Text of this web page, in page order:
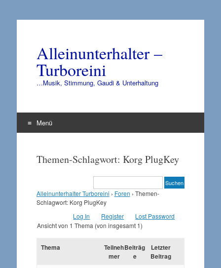
Alleinunterhalter –
Turboreini
…Musik, Stimmung, Gaudi & Unterhaltung
Menü
springenThemen-Schlagwort: Korg PlugKey
Alleinunterhalter Turboreini › Foren › Themen-
Schlagwort: Korg PlugKey
Log In
Register
Lost Password
Ansicht von 1 Thema (von insgesamt 1)
Thema
Teilneh
mer
Beiträg
e
Letzter
Beitrag